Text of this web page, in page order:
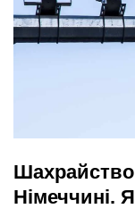
Німеччині.